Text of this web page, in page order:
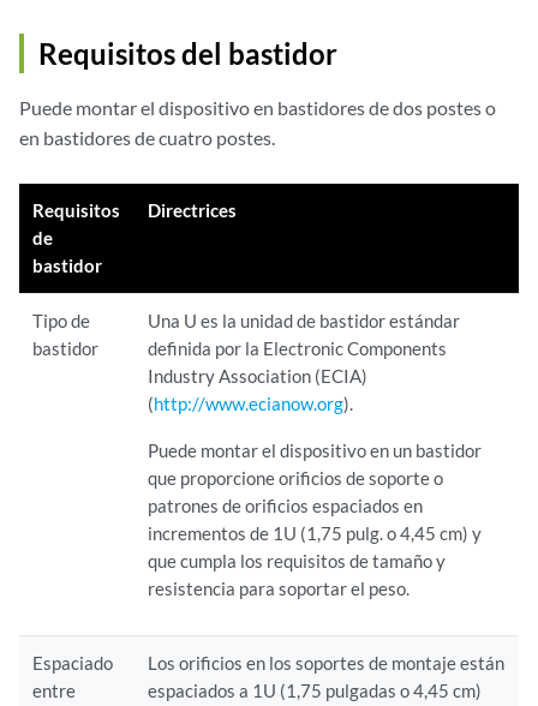
Requisitos del bastidor
Puede montar el dispositivo en bastidores de dos postes o
en bastidores de cuatro postes.
Requisitos
de
bastidor
Directrices
Tipo de
bastidor
Una U es la unidad de bastidor estándar
definida por la Electronic Components
Industry Association (ECIA)
(http://www.ecianow.org).
Puede montar el dispositivo en un bastidor
que proporcione orificios de soporte o
patrones de orificios espaciados en
incrementos de 1U (1,75 pulg. o 4,45 cm) y
que cumpla los requisitos de tamaño y
resistencia para soportar el peso.
Espaciado
entre
Los orificios en los soportes de montaje están
espaciados a 1U (1,75 pulgadas o 4,45 cm)